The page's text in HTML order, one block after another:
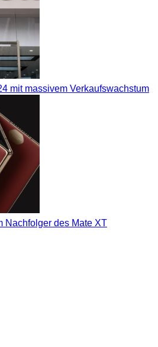
mit massivem Verkaufswachstum
Nachfolger des Mate XT